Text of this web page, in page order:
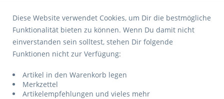
0,00 € *
Inhalt: 1 Stück
zzgl. MwSt.zzgl. Versandkosten
Diese Website verwendet Cookies, um Dir die bestmögliche
Funktionalität bieten zu können. Wenn Du damit nicht
einverstanden sein solltest, stehen Dir folgende
Funktionen nicht zur Verfügung:
Artikel in den Warenkorb legen
Merkzettel
Artikelempfehlungen und vieles mehr